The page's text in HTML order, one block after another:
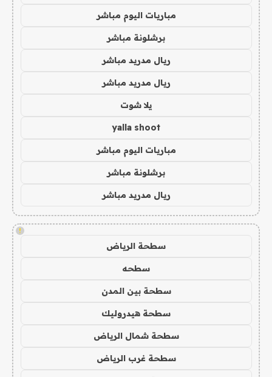
مباريات اليوم مباشر
برشلونة مباشر
ريال مدريد مباشر
ريال مدريد مباشر
يلا شوت
yalla shoot
مباريات اليوم مباشر
برشلونة مباشر
ريال مدريد مباشر
!
سطحة الرياض
سطحه
سطحة بين المدن
سطحة هيدروليك
سطحة شمال الرياض
سطحة غرب الرياض